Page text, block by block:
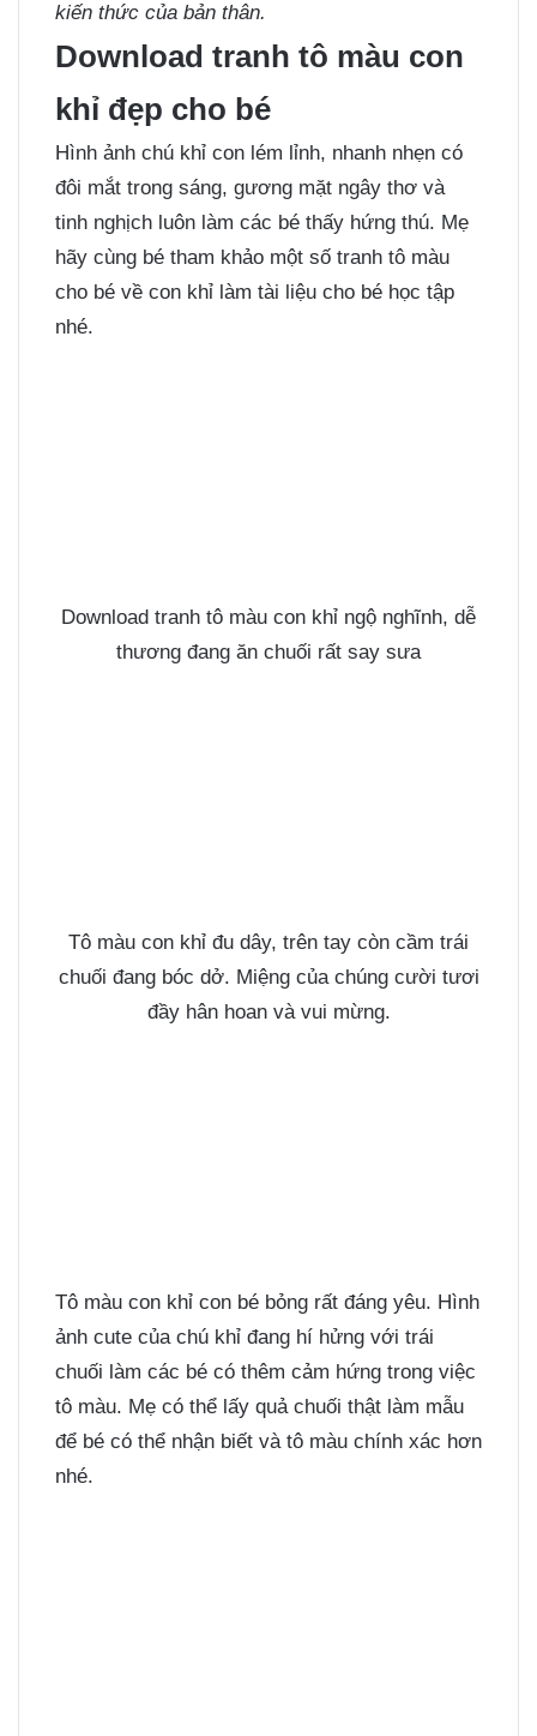
kiến thức của bản thân.
Download tranh tô màu con
khỉ đẹp cho bé
Hình ảnh chú khỉ con lém lỉnh, nhanh nhẹn có
đôi mắt trong sáng, gương mặt ngây thơ và
tinh nghịch luôn làm các bé thấy hứng thú. Mẹ
hãy cùng bé tham khảo một số tranh tô màu
cho bé về con khỉ làm tài liệu cho bé học tập
nhé.
Download tranh tô màu con khỉ ngộ nghĩnh, dễ
thương đang ăn chuối rất say sưa
Tô màu con khỉ đu dây, trên tay còn cầm trái
chuối đang bóc dở. Miệng của chúng cười tươi
đầy hân hoan và vui mừng.
Tô màu con khỉ con bé bỏng rất đáng yêu. Hình
ảnh cute của chú khỉ đang hí hửng với trái
chuối làm các bé có thêm cảm hứng trong việc
tô màu. Mẹ có thể lấy quả chuối thật làm mẫu
để bé có thể nhận biết và tô màu chính xác hơn
nhé.